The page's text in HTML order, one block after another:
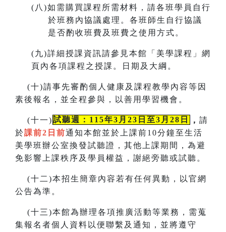
( 八)如需購買課程所需材料，請各班學員自行
於班務內協議處理。各班師生自行協議
是否酌收班費及班費之使用方式。
(九)詳細授課資訊請參見本館「美學課程」網
頁內各項課程之授課。
日期及大綱。
(十)請事先審酌個人健康及課程教學內容等因
素後報名，並全程參與，以善用學習機會。
(十一)試聽週：115年3月23日至3月28日 ， 請
於課前2日前通知本館並於上課前10分鐘至生活
美學班辦公室換發試聽證， 其他上課期間，為避
免影響上課秩序及學員權益，謝絕旁聽或試聽。
(十二)本招生簡章內容若有任何異動 ，
以官網
公告為準。
(十三)本館為辦理各項推廣活動等業務，需蒐
集報名者個人資料以便聯繫及通知，並將遵守